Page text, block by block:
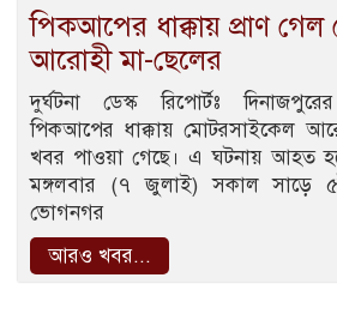
পিকআপের ধাক্কায় প্রাণ
আরোহী মা-ছেলের
দুর্ঘটনা ডেস্ক রিপোর্টঃ
পিকআপের ধাক্কায় মোটরসাইকেল
খবর পাওয়া গেছে। এ ঘটনায় আহত
মঙ্গলবার (৭ জুলাই) সকাল সাড়ে
ভোগনগর
আরও খবর...